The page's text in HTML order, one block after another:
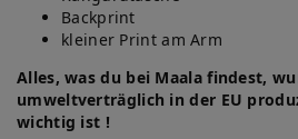
Backprint
kleiner Print am Arm
Alles, was du bei Maala findest,
umweltverträglich in der EU
wichtig ist !